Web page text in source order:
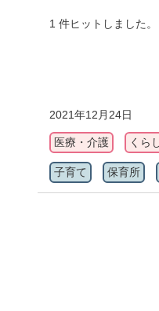
1 件ヒットしました。
2021年12月24日
医療・介護 くら
子育て 保育所